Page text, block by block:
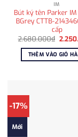
IM
Bút ký tên Parker IM
BGrey CTTB-
cấp
2.680.000₫ Giá
là:
THÊM VÀO GIỎ
-17%
Mới